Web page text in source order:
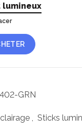
lumineux
ChemLight®
GRN
Sticks